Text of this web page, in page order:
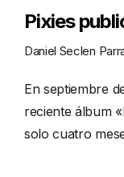
Pixies
Daniel Seclen
En septiembre
reciente álbum
solo cuatro